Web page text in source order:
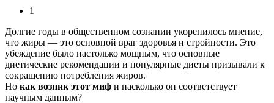
1
Долгие годы в общественном сознании укоренилось мнение,
что жиры — это основной враг здоровья и стройности. Это
убеждение было настолько мощным, что основные
диетические рекомендации и популярные диеты призывали к
сокращению потребления жиров.
Но как возник этот миф и насколько он соответствует
научным данным?